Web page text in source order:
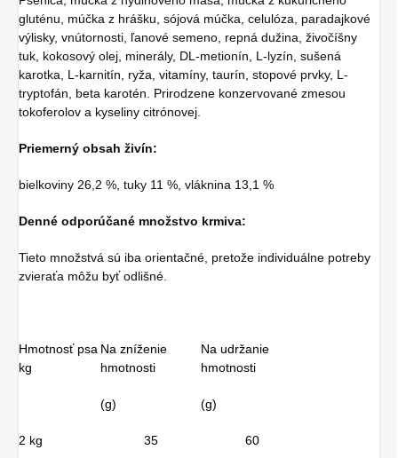
gluténu, múčka z hrášku, sójová múčka, celulóza, paradajkové
výlisky, vnútornosti, ľanové semeno, repná dužina, živočíšny
tuk, kokosový olej, minerály, DL-metionín, L-lyzín, sušená
karotka, L-karnitín, ryža, vitamíny, taurín, stopové prvky, L-
tryptofán, beta karotén. Prirodzene konzervované zmesou
tokoferolov a kyseliny citrónovej.
Priemerný obsah živín:
bielkoviny 26,2 %, tuky 11 %, vláknina 13,1 %
Denné odporúčané množstvo krmiva:
Tieto množstvá sú iba orientačné, pretože individuálne potreby
zvieraťa môžu byť odlišné.
Hmotnosť psa
kg
Na zníženie
hmotnosti
Na udržanie
hmotnosti
(g) (g)
2 kg 35 60